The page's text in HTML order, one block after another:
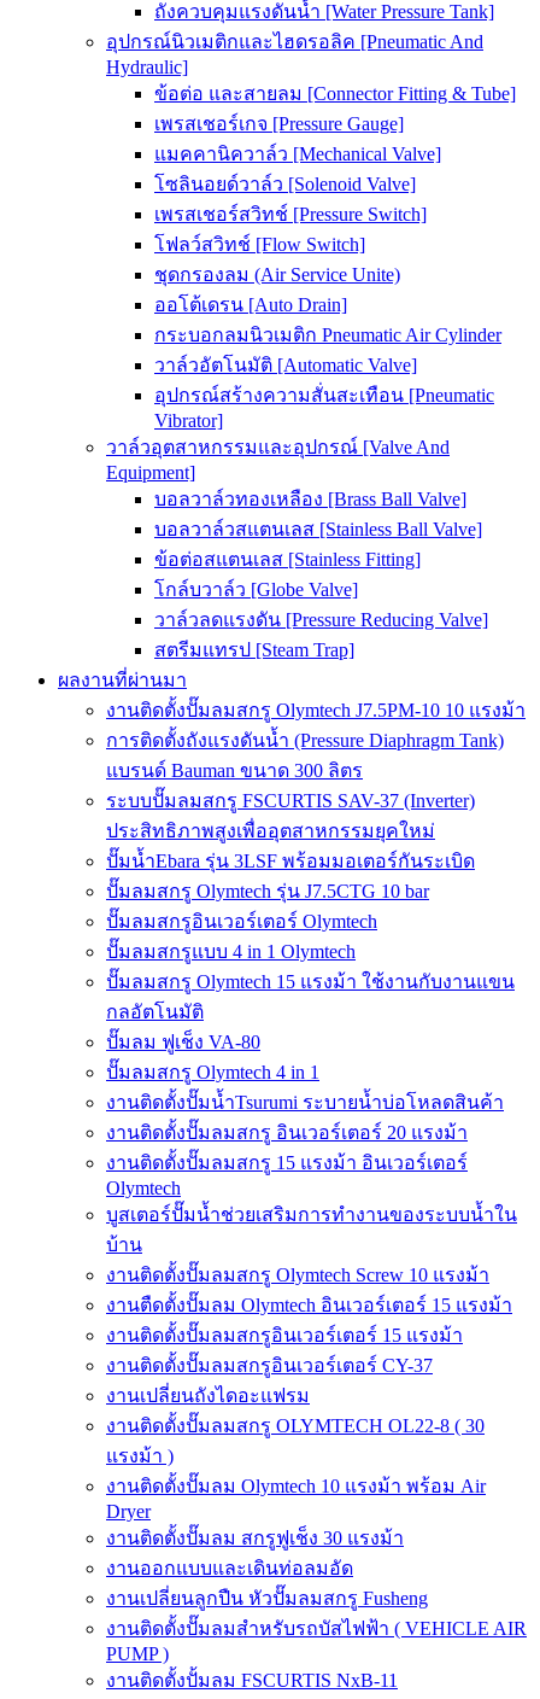
ถังควบคุมแรงดันน้ำ [Water Pressure Tank]
อุปกรณ์นิวเมติกและไฮดรอลิค [Pneumatic And
Hydraulic]
ข้อต่อ และสายลม [Connector Fitting & Tube]
เพรสเชอร์เกจ [Pressure Gauge]
แมคคานิควาล์ว [Mechanical Valve]
โซลินอยด์วาล์ว [Solenoid Valve]
เพรสเชอร์สวิทช์ [Pressure Switch]
โฟลว์สวิทช์ [Flow Switch]
ชุดกรองลม (Air Service Unite)
ออโต้เดรน [Auto Drain]
กระบอกลมนิวเมติก Pneumatic Air Cylinder
วาล์วอัตโนมัติ [Automatic Valve]
อุปกรณ์สร้างความสั่นสะเทือน [Pneumatic
Vibrator]
วาล์วอุตสาหกรรมและอุปกรณ์ [Valve And
Equipment]
บอลวาล์วทองเหลือง [Brass Ball Valve]
บอลวาล์วสแตนเลส [Stainless Ball Valve]
ข้อต่อสแตนเลส [Stainless Fitting]
โกล์บวาล์ว [Globe Valve]
วาล์วลดแรงดัน [Pressure Reducing Valve]
สตรีมแทรป [Steam Trap]
ผลงานที่ผ่านมา
งานติดตั้งปั๊มลมสกรู Olymtech J7.5PM-10 10 แรงม้า
การติดตั้งถังแรงดันน้ำ (Pressure Diaphragm Tank)
แบรนด์ Bauman ขนาด 300 ลิตร
ระบบปั๊มลมสกรู FSCURTIS SAV-37 (Inverter)
ประสิทธิภาพสูงเพื่ออุตสาหกรรมยุคใหม่
ปั๊มน้ำEbara รุ่น 3LSF พร้อมมอเตอร์กันระเบิด
ปั๊มลมสกรู Olymtech รุ่น J7.5CTG 10 bar
ปั๊มลมสกรูอินเวอร์เตอร์ Olymtech
ปั๊มลมสกรูแบบ 4 in 1 Olymtech
ปั๊มลมสกรู Olymtech 15 แรงม้า ใช้งานกับงานแขน
กลอัตโนมัติ
ปั๊มลม ฟูเช็ง VA-80
ปั๊มลมสกรู Olymtech 4 in 1
งานติดตั้งปั๊มน้ำTsurumi ระบายน้ำบ่อโหลดสินค้า
งานติดตั้งปั๊มลมสกรู อินเวอร์เตอร์ 20 แรงม้า
งานติดตั้งปั๊มลมสกรู 15 แรงม้า อินเวอร์เตอร์
Olymtech
บูสเตอร์ปั๊มน้ำช่วยเสริมการทำงานของระบบน้ำใน
บ้าน
งานติดตั้งปั๊มลมสกรู Olymtech Screw 10 แรงม้า
งานตืดตั้งปั๊มลม Olymtech อินเวอร์เตอร์ 15 แรงม้า
งานติดตั้งปั๊มลมสกรูอินเวอร์เตอร์ 15 แรงม้า
งานติดตั้งปั๊มลมสกรูอินเวอร์เตอร์ CY-37
งานเปลี่ยนถังไดอะแฟรม
งานติดตั้งปั๊มลมสกรู OLYMTECH OL22-8 ( 30
แรงม้า )
งานติดตั้งปั๊มลม Olymtech 10 แรงม้า พร้อม Air
Dryer
งานติดตั้งปั๊มลม สกรูฟูเช็ง 30 แรงม้า
งานออกแบบและเดินท่อลมอัด
งานเปลี่ยนลูกปืน หัวปั๊มลมสกรู Fusheng
งานติดตั้งปั๊มลมสำหรับรถบัสไฟฟ้า ( VEHICLE AIR
PUMP )
งานติดตั้งปั้มลม FSCURTIS NxB-11